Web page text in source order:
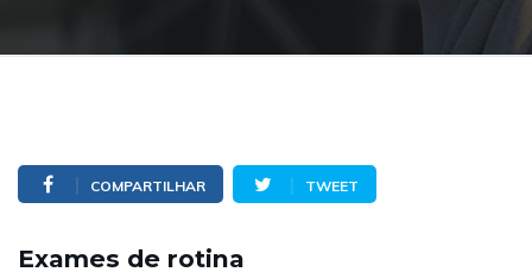
COMPARTILHAR TWEET
Exames de rotina